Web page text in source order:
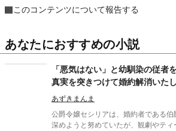
このコンテンツについて報告する
あなたにおすすめの小説
「悪気はない」と幼馴染の従者
真実を突きつけて婚約解消いた
あずきまんま
公爵令嬢セシリアは、婚約者である
深めようと努めていたが、観劇やティ